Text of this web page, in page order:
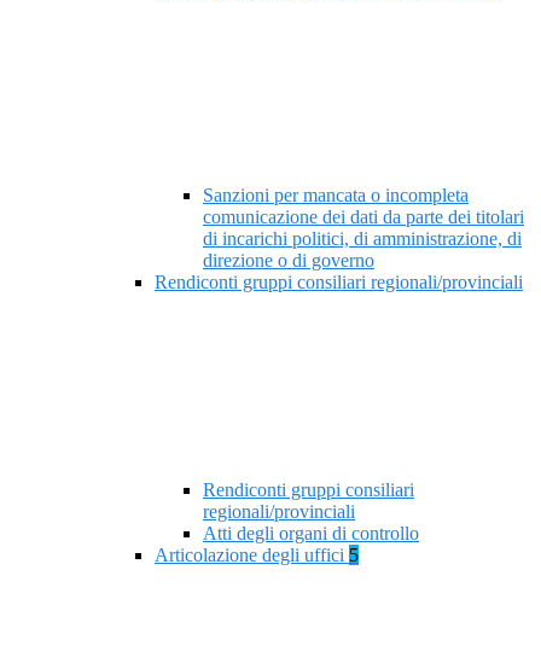
Sanzioni per mancata o incompleta
comunicazione dei dati da parte dei titolari
di incarichi politici, di amministrazione, di
direzione o di governo
Rendiconti gruppi consiliari regionali/provinciali
Rendiconti gruppi consiliari
regionali/provinciali
Atti degli organi di controllo
Articolazione degli uffici 5